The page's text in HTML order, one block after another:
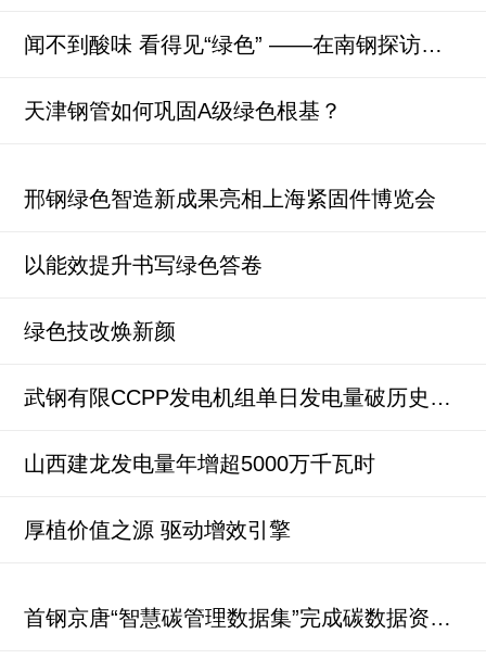
闻不到酸味 看得见“绿色” ——在南钢探访国内首个热轧特带生态除鳞项目
天津钢管如何巩固A级绿色根基？
邢钢绿色智造新成果亮相上海紧固件博览会
以能效提升书写绿色答卷
绿色技改焕新颜
武钢有限CCPP发电机组单日发电量破历史纪录
山西建龙发电量年增超5000万千瓦时
厚植价值之源 驱动增效引擎
首钢京唐“智慧碳管理数据集”完成碳数据资产入表